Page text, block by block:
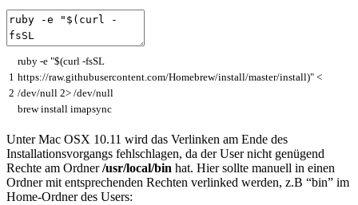
1
2
ruby -e "$(curl -fsSL
https://raw.githubusercontent.com/Homebrew/install/master/install)" <
/dev/null 2> /dev/null
brewinstall imapsync
Unter Mac OSX 10.11 wird das Verlinken am Ende des
Installationsvorgangs fehlschlagen, da der User nicht genügend
Rechte am Ordner/usr/local/bin hat. Hier sollte manuell in einen
Ordner mit entsprechenden Rechten verlinked werden, z.B “bin” im
Home-Ordner des Users: